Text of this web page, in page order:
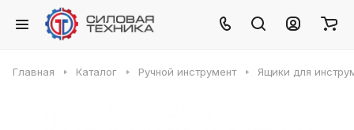
Главная Каталог Ручной инструмент Ящики для